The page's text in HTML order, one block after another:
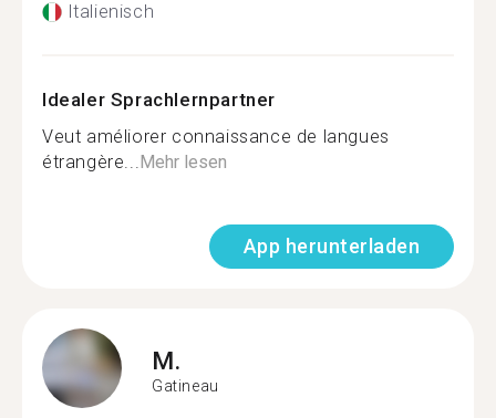
Italienisch
Idealer Sprachlernpartner
Veut améliorer connaissance de langues
étrangère...Mehr lesen
App herunterladen
M.
Gatineau